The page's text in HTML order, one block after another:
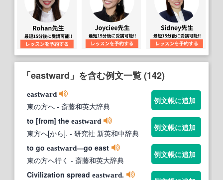
「eastward」を含む例文一覧 (142)
eastward
東の方へ - 斎藤和英大辞典
例文帳に追加
to [from] the eastward
東方へ[から]. - 研究社 新英和中辞典
例文帳に追加
to go eastward―go east
東の方へ行く - 斎藤和英大辞典
例文帳に追加
Civilization spread eastward.